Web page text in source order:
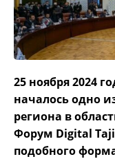
25 ноября 2024
началось одно
региона в
Форум Digital
подобного